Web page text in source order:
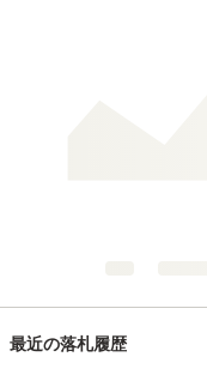
最近の落札履歴